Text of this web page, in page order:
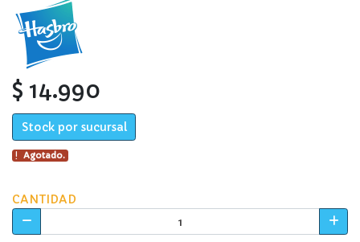
$ 14.990
Stock por sucursal
Agotado.
CANTIDAD